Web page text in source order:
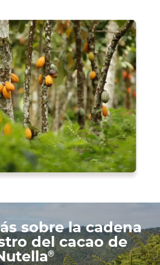
sobre la cadena
del cacao de
®